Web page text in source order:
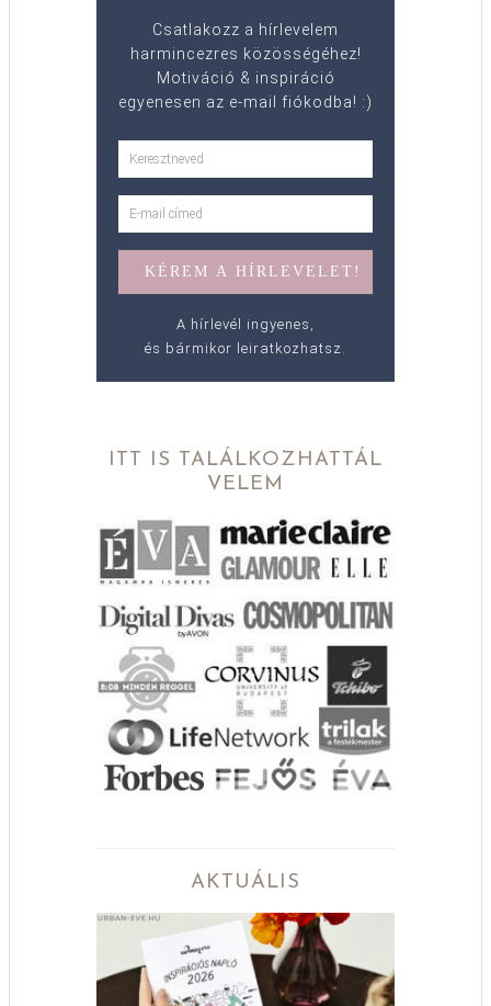
Csatlakozz a hírlevelem
harmincezres közösségéhez!
Motiváció & inspiráció
egyenesen az e-mail fiókodba! :)
A hírlevél ingyenes,
és bármikor leiratkozhatsz.
ITT IS TALÁLKOZHATTÁL
VELEM
AKTUÁLIS